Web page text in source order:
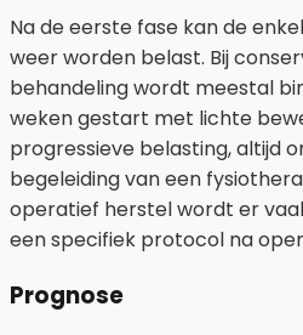
Na de eerste fase kan de
weer worden belast. Bij
behandeling wordt meestal
weken gestart met lichte
progressieve belasting, altijd
begeleiding van een
operatief herstel wordt er
een specifiek protocol na
Prognose